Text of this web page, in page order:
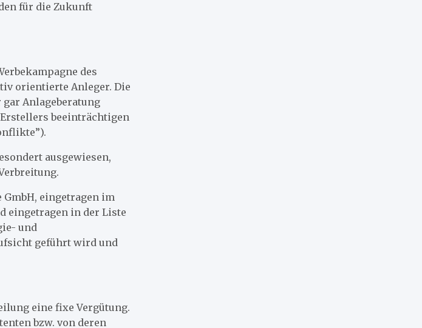
für die Zukunft
des
orientierte Anleger. Die
Anlageberatung
beeinträchtigen
ausgewiesen,
eingetragen im
eingetragen in der Liste
und
geführt wird und
eine fixe Vergütung.
bzw. von deren